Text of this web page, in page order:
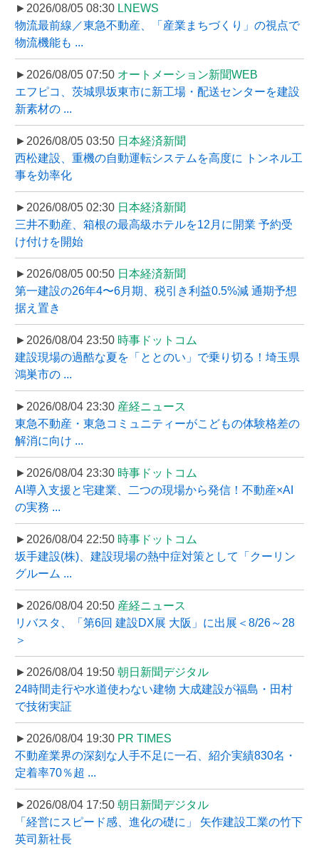
►2026/08/05 08:30 LNEWS
物流最前線／東急不動産、「産業まちづくり」の視点で
物流機能も ...
►2026/08/05 07:50 オートメーション新聞WEB
エフピコ、茨城県坂東市に新工場・配送センターを建設
新素材の ...
►2026/08/05 03:50 日本経済新聞
西松建設、重機の自動運転システムを高度に トンネル工
事を効率化
►2026/08/05 02:30 日本経済新聞
三井不動産、箱根の最高級ホテルを12月に開業 予約受
け付けを開始
►2026/08/05 00:50 日本経済新聞
第一建設の26年4〜6月期、税引き利益0.5%減 通期予想
据え置き
►2026/08/04 23:50 時事ドットコム
建設現場の過酷な夏を「ととのい」で乗り切る！埼玉県
鴻巣市の ...
►2026/08/04 23:30 産経ニュース
東急不動産・東急コミュニティーがこどもの体験格差の
解消に向け ...
►2026/08/04 23:30 時事ドットコム
AI導入支援と宅建業、二つの現場から発信！不動産×AI
の実務 ...
►2026/08/04 22:50 時事ドットコム
坂手建設(株)、建設現場の熱中症対策として「クーリン
グルーム ...
►2026/08/04 20:50 産経ニュース
リバスタ、「第6回 建設DX展 大阪」に出展＜8/26～28
＞
►2026/08/04 19:50 朝日新聞デジタル
24時間走行や水道使わない建物 大成建設が福島・田村
で技術実証
►2026/08/04 19:30 PR TIMES
不動産業界の深刻な人手不足に一石、紹介実績830名・
定着率70％超 ...
►2026/08/04 17:50 朝日新聞デジタル
「経営にスピード感、進化の礎に」 矢作建設工業の竹下
英司新社長